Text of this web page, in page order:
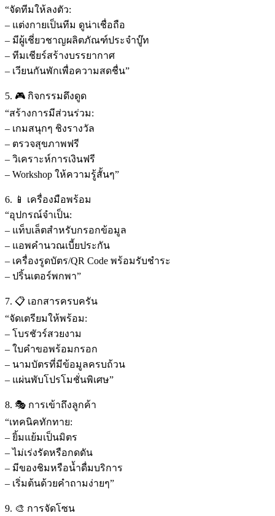
“จัดทีมให้ลงตัว:
– แต่งกายเป็นทีม ดูน่าเชื่อถือ
– มีผู้เชี่ยวชาญผลิตภัณฑ์ประจำบู๊ท
– ทีมเชียร์สร้างบรรยากาศ
– เวียนกันพักเพื่อความสดชื่น”
5. 🎮 กิจกรรมดึงดูด
“สร้างการมีส่วนร่วม:
– เกมสนุกๆ ชิงรางวัล
– ตรวจสุขภาพฟรี
– วิเคราะห์การเงินฟรี
– Workshop ให้ความรู้สั้นๆ”
6. 📱 เครื่องมือพร้อม
“อุปกรณ์จำเป็น:
– แท็บเล็ตสำหรับกรอกข้อมูล
– แอพคำนวณเบี้ยประกัน
– เครื่องรูดบัตร/QR Code พร้อมรับชำระ
– ปริ้นเตอร์พกพา”
7. 📋 เอกสารครบครัน
“จัดเตรียมให้พร้อม:
– โบรชัวร์สวยงาม
– ใบคำขอพร้อมกรอก
– นามบัตรที่มีข้อมูลครบถ้วน
– แผ่นพับโปรโมชั่นพิเศษ”
8. 🎭 การเข้าถึงลูกค้า
“เทคนิคทักทาย:
– ยิ้มแย้มเป็นมิตร
– ไม่เร่งรัดหรือกดดัน
– มีของชิมหรือน้ำดื่มบริการ
– เริ่มต้นด้วยคำถามง่ายๆ”
9. 🎨 การจัดโซน